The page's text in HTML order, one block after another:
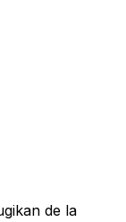
de la